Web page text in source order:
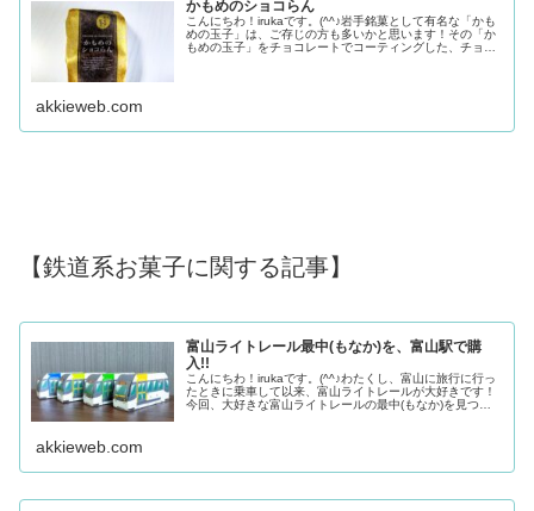
かもめのショコらん
こんにちわ！irukaです。(^^♪岩手銘菓として有名な「かも
めの玉子」は、ご存じの方も多いかと思います！その「か
もめの玉子」をチョコレートでコーティングした、チョコ
akkieweb.com
【鉄道系お菓子に関する記事】
富山ライトレール最中(もなか)を、富山駅で購
入!!
こんにちわ！irukaです。(^^♪わたくし、富山に旅行に行っ
たときに乗車して以来、富山ライトレールが大好きです！
今回、大好きな富山ライトレールの最中(もなか)を見つけ
akkieweb.com